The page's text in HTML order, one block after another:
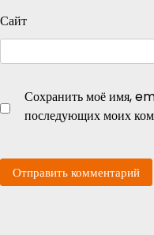
Сайт
Сохранить моё имя,
последующих моих